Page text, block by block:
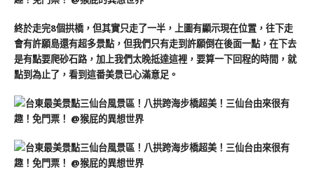
終於走完8個拱橋，但其實只走了一半，上圖有顯示現在位置，往下走
會有許願島還有超多景點，但我們只有走到許願倒在後面一點，在下去
是有點要爬砂石路，加上我們太晚抵達這裡，要算一下回程的時間，就
點到為止了，看到這番美景已心滿意足。